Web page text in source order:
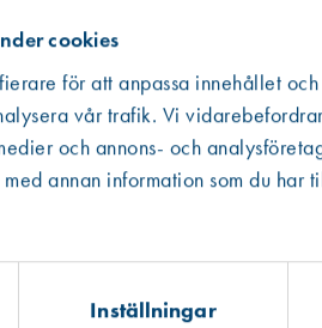
cookies
för att anpassa innehållet
vår trafik. Vi
och annons- och
annan information som du
Inställningar
tillgängligt, i andra hand data från en
som ibland är mer
ursprung inte kunnat
Västberga
Slut i lager